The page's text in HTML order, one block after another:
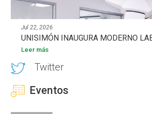
Jul 22, 2026
UNISIMÓN INAUGURA MODERNO
Leer más
Twitter
Eventos